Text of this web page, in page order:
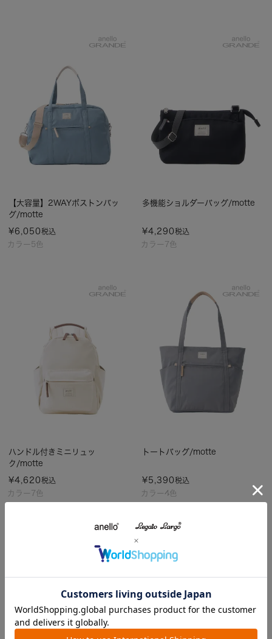
カラー5色
【大容量】2WAYボストンバッ
グ/motte
¥6,050税込
カラー7色
多機能ショルダーバッグ/motte
¥4,290税込
カラー7色
ハンドル付きミニリュッ
ク/motte
¥4,620税込
カラー4色
トートバッグ/motte
¥5,390税込